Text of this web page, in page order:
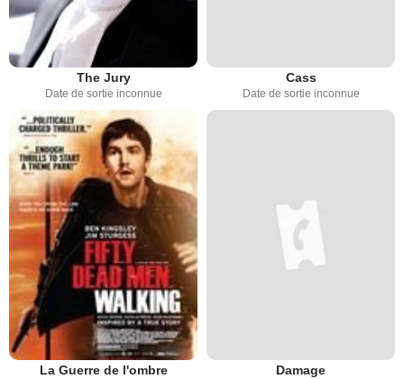
The Jury
Date de sortie inconnue
Cass
Date de sortie inconnue
La Guerre de l'ombre Damage